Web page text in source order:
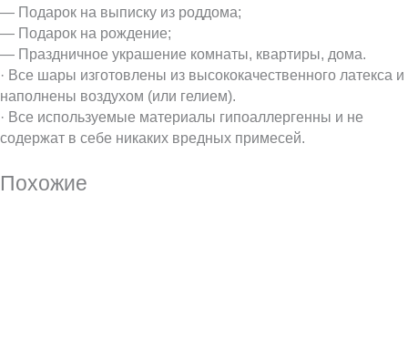
— Подарок на выписку из роддома;
— Подарок на рождение;
— Праздничное украшение комнаты, квартиры, дома.
· Все шары изготовлены из высококачественного латекса и
наполнены воздухом (или гелием).
· Все используемые материалы гипоаллергенны и не
содержат в себе никаких вредных примесей.
Похожие